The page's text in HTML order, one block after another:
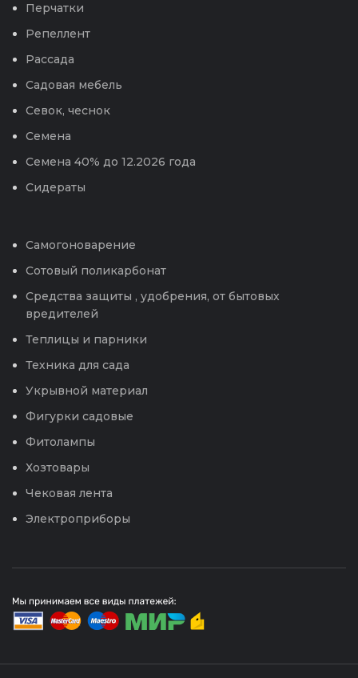
Перчатки
Репеллент
Рассада
Садовая мебель
Севок, чеснок
Семена
Семена 40% до 12.2026 года
Сидераты
Самогоноварение
Сотовый поликарбонат
Средства защиты , удобрения, от бытовых
вредителей
Теплицы и парники
Техника для сада
Укрывной материал
Фигурки садовые
Фитолампы
Хозтовары
Чековая лента
Электроприборы